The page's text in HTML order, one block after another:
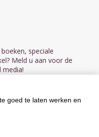
speciale
Meld u aan voor de
media!
goed te laten werken en